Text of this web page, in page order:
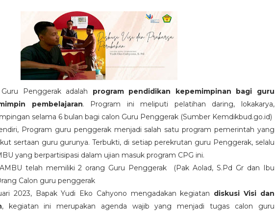
Penggerak adalah program pendidikan kepemimpinan bagi guru
pembelajaran. Program ini meliputi pelatihan daring, lokakarya,
selama 6 bulan bagi calon Guru Penggerak (Sumber Kemdikbud.go.id)
Program guru penggerak menjadi salah satu program pemerintah yang
sertaan guru gurunya. Terbukti, di setiap perekrutan guru Penggerak, selalu
yang berpartisipasi dalam ujian masuk program CPG ini.
telah memiliki 2 orang Guru Penggerak (Pak Aolad, S.Pd Gr dan Ibu
Calon guru penggerak
2023, Bapak Yudi Eko Cahyono mengadakan kegiatan diskusi Visi dan
, kegiatan ini merupakan agenda wajib yang menjadi tugas calon guru